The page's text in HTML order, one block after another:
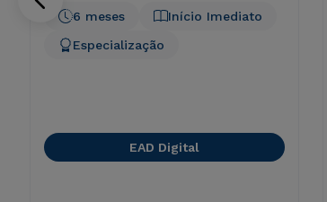
Início Imediato
6 meses
Especialização
EAD Digital